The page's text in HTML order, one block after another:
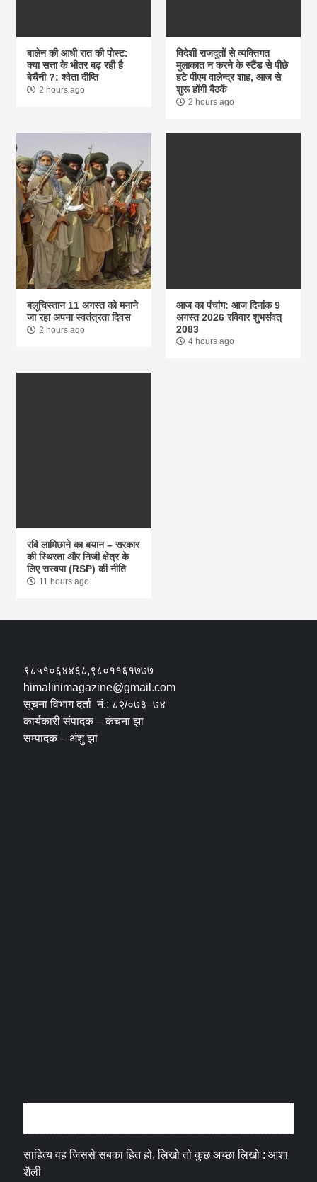
बालेन की आधी रात की पोस्ट:
क्या सत्ता के भीतर बढ़ रही है
बेचैनी ?: श्वेता दीप्ति
2 hours ago
विदेशी राजदूतों से व्यक्तिगत
मुलाकात न करने के स्टैंड से पीछे
हटे पीएम वालेन्द्र शाह, आज से
शुरू होंगी बैठकें
2 hours ago
बलूचिस्तान 11 अगस्त को मनाने
जा रहा अपना स्वतंत्रता दिवस
2 hours ago
आज का पंचांग: आज दिनांक 9
अगस्त 2026 रविवार शुभसंवत्
2083
4 hours ago
रवि लामिछाने का बयान – सरकार
की स्थिरता और निजी क्षेत्र के
लिए रास्वपा (RSP) की नीति
11 hours ago
९८५१०६४४६८,९८०११६१७७७
himalinimagazine@gmail.com
सूचना विभाग दर्ता नं.: ८२/०७३–७४
कार्यकारी संपादक – कंचना झा
सम्पादक – अंशु झा
साहित्य वह जिससे सबका हित हो, लिखो तो कुछ अच्छा लिखो : आशा
शैली